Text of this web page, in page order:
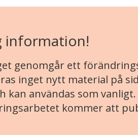
information!
genomgår ett
inget nytt material på
kan användas som
kommer att